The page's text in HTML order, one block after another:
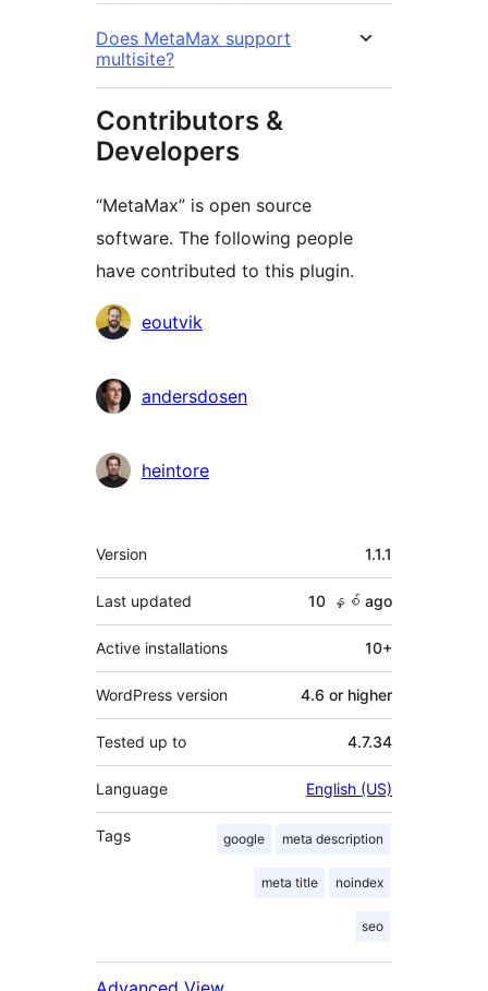
Does MetaMax support
multisite?
Contributors &
Developers
“MetaMax” is open source
software. The following people
have contributed to this plugin.
Contributors
eoutvik
andersdosen
heintore
Meta
Version 1.1.1
Last updated 10 နှစ် ago
Active installations 10+
WordPress version 4.6 or higher
Tested up to 4.7.34
Language English (US)
Tags google meta description
meta title noindex
seo